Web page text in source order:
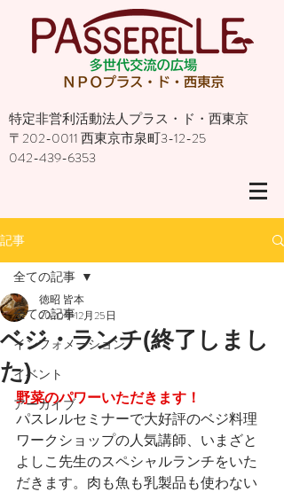
特定非営利活動法人プラス・ド・西東京
〒202-0011 西東京市泉町3-12-25
042-439-6353
記事
全ての記事
インフォメーション
イベント
アーカイブ
全ての記事
ベジ・ランチ(終了しまし
た)
徳昭 皆本
2020年12月25日
野菜のパワーいただきます！
パスレルセミナーで大好評のベジ料理
ワークショップの人気講師、いまざと
よしこ先生のスペシャルランチをいた
だきます。肉も魚も乳製品も使わない